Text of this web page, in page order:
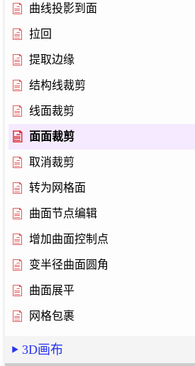
曲线投影到面
拉回
提取边缘
结构线裁剪
线面裁剪
面面裁剪
取消裁剪
转为网格面
曲面节点编辑
增加曲面控制点
变半径曲面圆角
曲面展平
网格包裹
3D画布